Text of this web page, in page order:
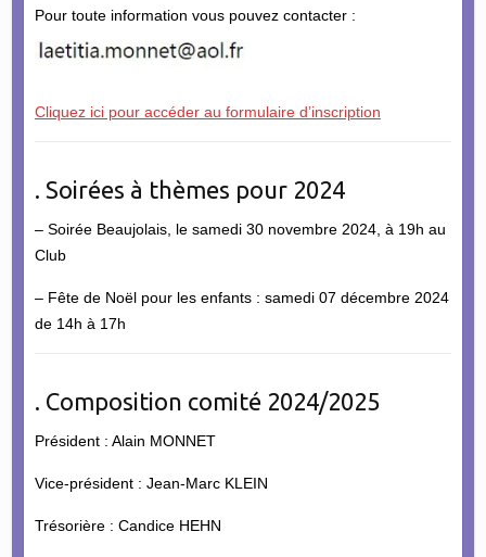
Pour toute information vous pouvez contacter :
Cliquez ici pour accéder au formulaire d’inscription
. Soirées à thèmes pour 2024
– Soirée Beaujolais, le samedi 30 novembre 2024, à 19h au
Club
– Fête de Noël pour les enfants : samedi 07 décembre 2024
de 14h à 17h
. Composition comité 2024/2025
Président : Alain MONNET
Vice-président : Jean-Marc KLEIN
Trésorière : Candice HEHN